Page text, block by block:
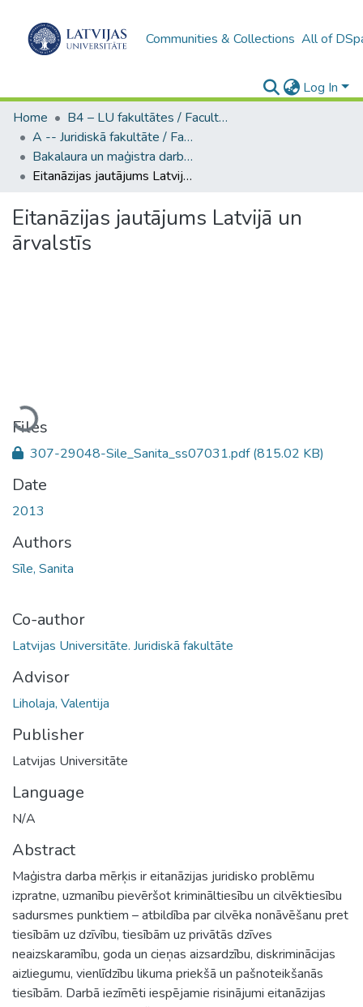
Communities & Collections All of
Log In
Home
B4 – LU fakultātes / Faculties of the UL
A -- Juridiskā fakultāte / Faculty of Law
Bakalaura un maģistra darbi (JF) / Bachelor's and Master's theses
Eitanāzijas jautājums Latvijā un ārvalstīs
Eitanāzijas jautājums Latvijā un
ārvalstīs
Loading...
Files
307-29048-Sile_Sanita_ss07031.pdf(815.02 KB)
Date
2013
Authors
Sīle, Sanita
Co-author
Latvijas Universitāte. Juridiskā fakultāte
Advisor
Liholaja, Valentija
Publisher
Latvijas Universitāte
Language
N/A
Abstract
Maģistra darba mērķis ir eitanāzijas juridisko problēmu
izpratne, uzmanību pievēršot krimināltiesību un cilvēktiesību
sadursmes punktiem – atbildība par cilvēka nonāvēšanu pret
tiesībām uz dzīvību, tiesībām uz privātās dzīves
neaizskaramību, goda un cieņas aizsardzību, diskriminācijas
aizliegumu, vienlīdzību likuma priekšā un pašnoteikšanās
tiesībām. Darbā iezīmēti iespējamie risinājumi eitanāzijas